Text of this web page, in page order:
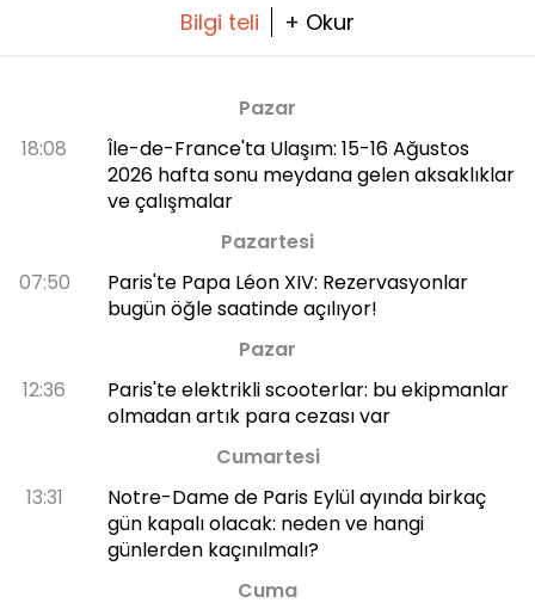
Bilgi teli + Okur
Pazar
18:08
Île-de-France'ta Ulaşım: 15-16 Ağustos
2026 hafta sonu meydana gelen aksaklıklar
ve çalışmalar
Pazartesi
07:50
Paris'te Papa Léon XIV: Rezervasyonlar
bugün öğle saatinde açılıyor!
Pazar
12:36
Paris'te elektrikli scooterlar: bu ekipmanlar
olmadan artık para cezası var
Cumartesi
13:31
Notre-Dame de Paris Eylül ayında birkaç
gün kapalı olacak: neden ve hangi
günlerden kaçınılmalı?
Cuma